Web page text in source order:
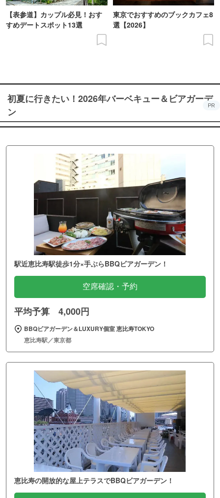
【表参道】カップル必見！おす
すめデートスポット13選
東京でおすすめのブックカフェ8
選【2026】
初夏に行きたい！2026年バーベキュー＆ビアガーデ
ン
PR
駅近恵比寿駅徒歩1分×手ぶらBBQビアガーデン！
空席確認・予約
平均予算 4,000円
BBQビアガーデン＆LUXURY個室 恵比寿TOKYO
恵比寿駅／東京都
恵比寿の開放的な屋上テラスでBBQビアガーデン！